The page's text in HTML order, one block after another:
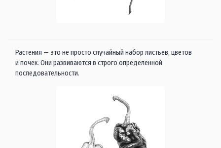
Растения — это не просто случайный набор листьев, цветов
и почек. Они развиваются в строго определенной
последовательности.